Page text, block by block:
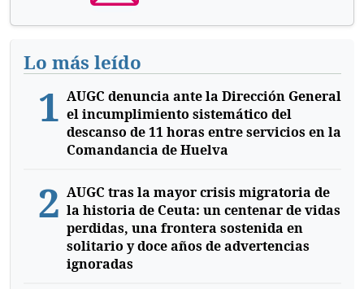
Lo más leído
1 AUGC denuncia ante la Dirección General
el incumplimiento sistemático del
descanso de 11 horas entre servicios en la
Comandancia de Huelva
2 AUGC tras la mayor crisis migratoria de
la historia de Ceuta: un centenar de vidas
perdidas, una frontera sostenida en
solitario y doce años de advertencias
ignoradas